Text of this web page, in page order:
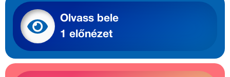
Olvass bele
1 előnézet